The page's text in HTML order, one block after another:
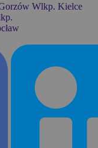
Wlkp. Kielce